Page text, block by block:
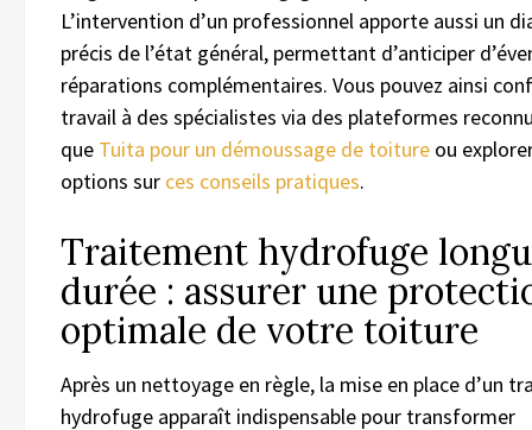
L’intervention d’un professionnel apporte aussi un
précis de l’état général, permettant d’anticiper
réparations complémentaires. Vous pouvez ainsi
travail à des spécialistes via des plateformes
que Tuita pour un démoussage de toiture ou
options sur ces conseils pratiques.
Traitement hydrofuge
durée : assurer une
optimale de votre toiture
Après un nettoyage en règle, la mise en place d’un
hydrofuge apparaît indispensable pour transformer